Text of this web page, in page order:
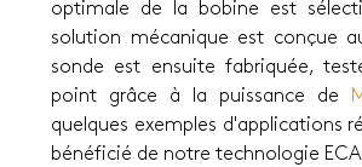
optimale de la bobine est
solution mécanique est conçue
sonde est ensuite fabriquée,
point grâce à la puissance de
quelques exemples d'applications
bénéficié de notre technologie